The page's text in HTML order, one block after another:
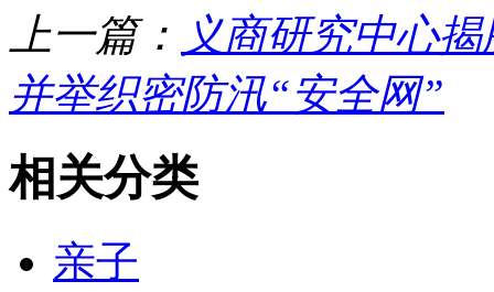
上一篇： 义商研究中心
并举织密防汛“安全网”
相关分类
亲子